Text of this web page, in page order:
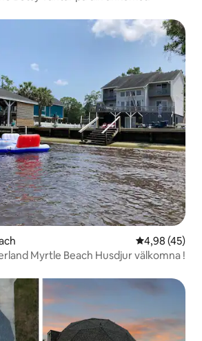
4,98 av 5 i
4,98 (45)
Myrtle Beach Husdjur välkomna !